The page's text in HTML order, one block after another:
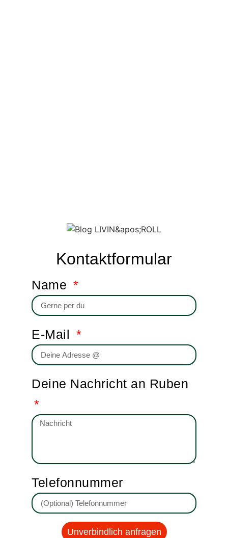
Kontaktformular
Name
E-Mail
Deine Nachricht an Ruben
Telefonnummer
Unverbindlich anfragen